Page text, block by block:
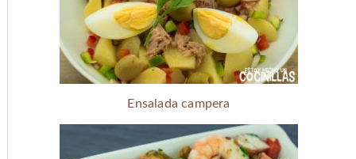
Ensalada campera